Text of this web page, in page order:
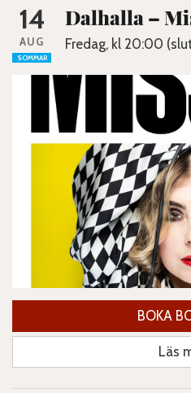
14
AUG
SOMMAR
Dalhalla –
Fredag, kl 20:00
BOKA
Läs